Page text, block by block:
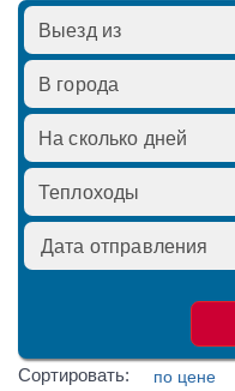
Сортировать: по цене